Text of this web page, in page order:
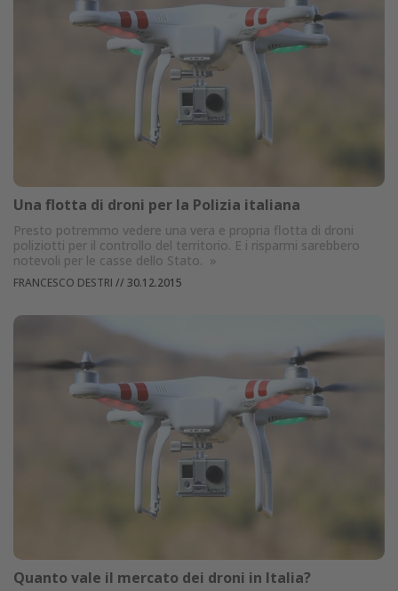
Una flotta di droni per la Polizia italiana
Presto potremmo vedere una vera e propria flotta di droni
poliziotti per il controllo del territorio. E i risparmi sarebbero
notevoli per le casse dello Stato. »
FRANCESCO DESTRI // 30.12.2015
Quanto vale il mercato dei droni in Italia?